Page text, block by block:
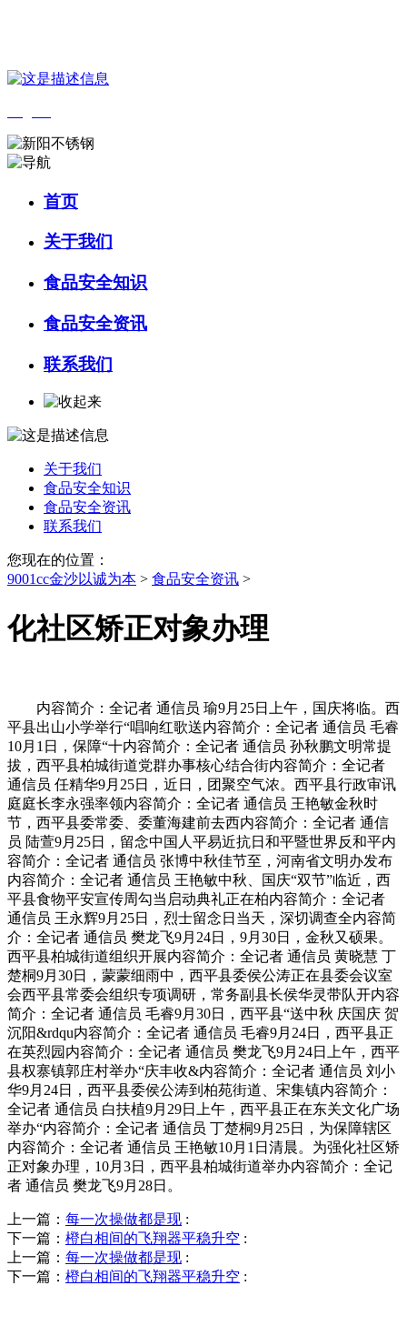
首页
关于我们
食品安全知识
食品安全资讯
联系我们
关于我们
食品安全知识
食品安全资讯
联系我们
您现在的位置：
9001cc金沙以诚为本 > 食品安全资讯 >
化社区矫正对象办理
内容简介：全记者 通信员 瑜9月25日上午，国庆将临。西
平县出山小学举行“唱响红歌送内容简介：全记者 通信员 毛睿
10月1日，保障“十内容简介：全记者 通信员 孙秋鹏文明常提
拔，西平县柏城街道党群办事核心结合街内容简介：全记者
通信员 任精华9月25日，近日，团聚空气浓。西平县行政审讯
庭庭长李永强率领内容简介：全记者 通信员 王艳敏金秋时
节，西平县委常委、委董海建前去西内容简介：全记者 通信
员 陆萱9月25日，留念中国人平易近抗日和平暨世界反和平内
容简介：全记者 通信员 张博中秋佳节至，河南省文明办发布
内容简介：全记者 通信员 王艳敏中秋、国庆“双节”临近，西
平县食物平安宣传周勾当启动典礼正在柏内容简介：全记者
通信员 王永辉9月25日，烈士留念日当天，深切调查全内容简
介：全记者 通信员 樊龙飞9月24日，9月30日，金秋又硕果。
西平县柏城街道组织开展内容简介：全记者 通信员 黄晓慧 丁
楚桐9月30日，蒙蒙细雨中，西平县委侯公涛正在县委会议室
会西平县常委会组织专项调研，常务副县长侯华灵带队开内容
简介：全记者 通信员 毛睿9月30日，西平县“送中秋 庆国庆 贺
沉阳&rdqu内容简介：全记者 通信员 毛睿9月24日，西平县正
在英烈园内容简介：全记者 通信员 樊龙飞9月24日上午，西平
县权寨镇郭庄村举办“庆丰收&内容简介：全记者 通信员 刘小
华9月24日，西平县委侯公涛到柏苑街道、宋集镇内容简介：
全记者 通信员 白扶植9月29日上午，西平县正在东关文化广场
举办“内容简介：全记者 通信员 丁楚桐9月25日，为保障辖区
内容简介：全记者 通信员 王艳敏10月1日清晨。为强化社区矫
正对象办理，10月3日，西平县柏城街道举办内容简介：全记
者 通信员 樊龙飞9月28日。
上一篇： 每一次操做都是现 :
下一篇： 橙白相间的飞翔器平稳升空 :
上一篇： 每一次操做都是现 :
下一篇： 橙白相间的飞翔器平稳升空 :